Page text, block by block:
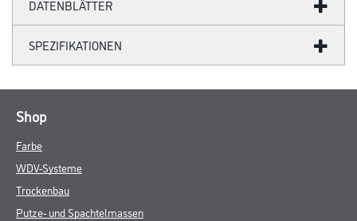
DATENBLÄTTER
SPEZIFIKATIONEN
Shop
Farbe
WDV-Systeme
Trockenbau
Putze- und Spachtelmassen